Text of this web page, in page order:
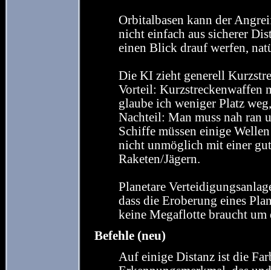
Orbitalbasen kann der
nicht einfach aus sicherer
einen Blick drauf werfen,
Die KI zieht generell
Vorteil: Kurzstreckenwaffen
glaube ich weniger Platz
Nachteil: Man muss nah ran
Schiffe müssen einige
nicht unmöglich mit einer
Raketen/Jägern.
Planetare
dass die Eroberung eines
keine Megaflotte braucht um
Befehle (neu)
Auf einige Distanz ist die